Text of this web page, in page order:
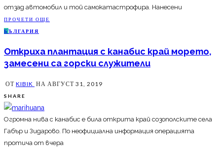
отзад автомобил и той самокатастрофира. Нанесени
ПРОЧЕТИ ОЩЕ
Б ЪЛГАРИЯ
Откриха плантация с канабис край морето,
замесени са горски служители
ОТ KIBIK НА АВГУСТ 31, 2019
SHARE
Огромна нива с канабис е била открита край созополските села
Габър и Зидарово. По неофициална информация операцията
протича от вчера